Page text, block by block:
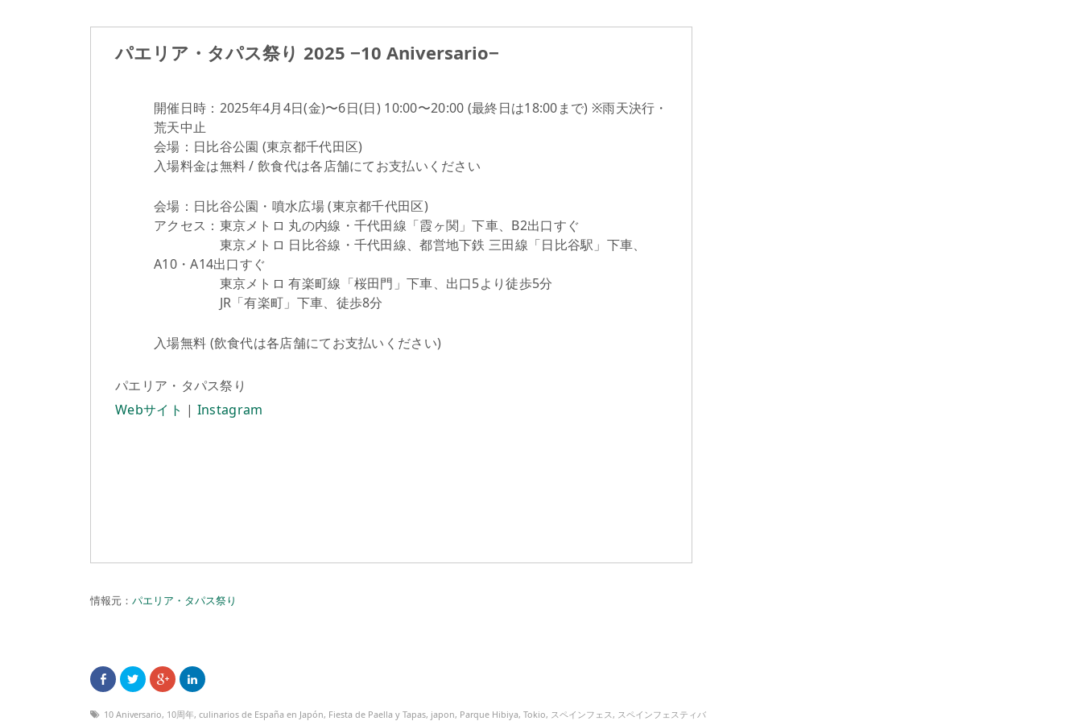
パエリア・タパス祭り 2025 −10 Aniversario−
開催日時：2025年4月4日(金)〜6日(日) 10:00〜20:00 (最終日は18:00まで) ※雨天決行・
荒天中止
会場：日比谷公園 (東京都千代田区)
入場料金は無料 / 飲食代は各店舗にてお支払いください
会場：日比谷公園・噴水広場 (東京都千代田区)
アクセス：東京メトロ 丸の内線・千代田線「霞ヶ関」下車、B2出口すぐ
東京メトロ 日比谷線・千代田線、都営地下鉄 三田線「日比谷駅」下車、
A10・A14出口すぐ
東京メトロ 有楽町線「桜田門」下車、出口5より徒歩5分
JR「有楽町」下車、徒歩8分
入場無料 (飲食代は各店舗にてお支払いください)
パエリア・タパス祭り
Webサイト | Instagram
情報元： パエリア・タパス祭り
10 Aniversario, 10周年, culinarios de España en Japón, Fiesta de Paella y Tapas, japon, Parque Hibiya, Tokio, スペインフェス, スペインフェスティバ